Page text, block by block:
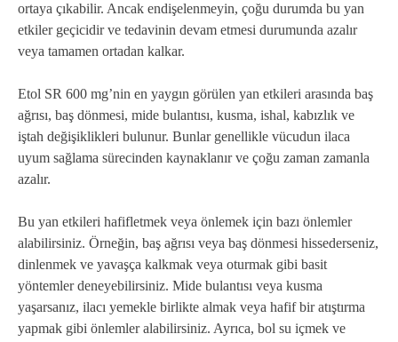
ortaya çıkabilir. Ancak endişelenmeyin, çoğu durumda bu yan
etkiler geçicidir ve tedavinin devam etmesi durumunda azalır
veya tamamen ortadan kalkar.
Etol SR 600 mg’nin en yaygın görülen yan etkileri arasında baş
ağrısı, baş dönmesi, mide bulantısı, kusma, ishal, kabızlık ve
iştah değişiklikleri bulunur. Bunlar genellikle vücudun ilaca
uyum sağlama sürecinden kaynaklanır ve çoğu zaman zamanla
azalır.
Bu yan etkileri hafifletmek veya önlemek için bazı önlemler
alabilirsiniz. Örneğin, baş ağrısı veya baş dönmesi hissederseniz,
dinlenmek ve yavaşça kalkmak veya oturmak gibi basit
yöntemler deneyebilirsiniz. Mide bulantısı veya kusma
yaşarsanız, ilacı yemekle birlikte almak veya hafif bir atıştırma
yapmak gibi önlemler alabilirsiniz. Ayrıca, bol su içmek ve